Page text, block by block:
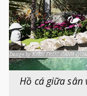
Hồ cá giữa